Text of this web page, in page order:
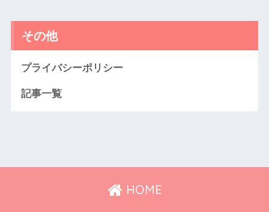
その他
プライバシーポリシー
記事一覧
HOME